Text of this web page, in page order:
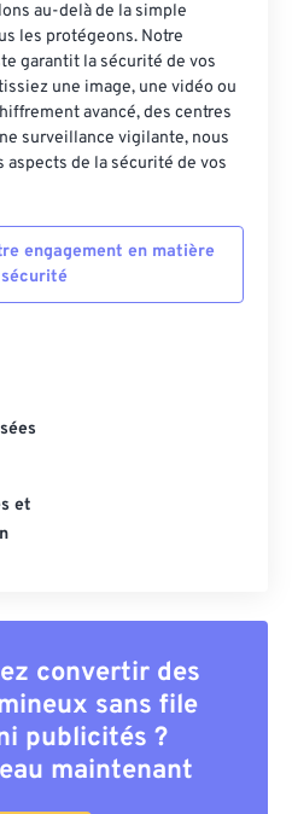
au-delà de la simple
les protégeons. Notre
garantit la sécurité de vos
une image, une vidéo ou
avancé, des centres
surveillance vigilante, nous
aspects de la sécurité de vos
engagement en matière
et
convertir des
sans file
publicités ?
maintenant